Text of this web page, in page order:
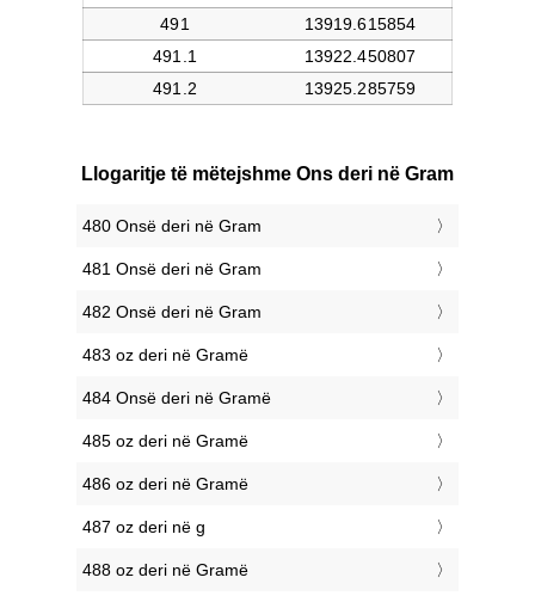
Llogaritje të mëtejshme Ons deri në Gram
480 Onsë deri në Gram
481 Onsë deri në Gram
482 Onsë deri në Gram
483 oz deri në Gramë
484 Onsë deri në Gramë
485 oz deri në Gramë
486 oz deri në Gramë
487 oz deri në g
488 oz deri në Gramë